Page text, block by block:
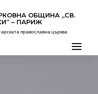
OБЩИНА „СВ.
– ПАРИЖ
православна църква